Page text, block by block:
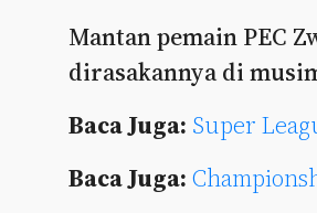
Mantan pemain PEC
dirasakannya di
Baca Juga: Super
Baca Juga: